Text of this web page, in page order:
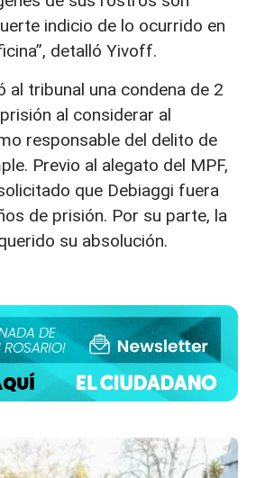
indicio de lo ocurrido en
detalló Yivoff.
al tribunal una condena de 2
al considerar al
responsable del delito de
Previo al alegato del MPF,
que Debiaggi fuera
de prisión. Por su parte, la
su absolución.